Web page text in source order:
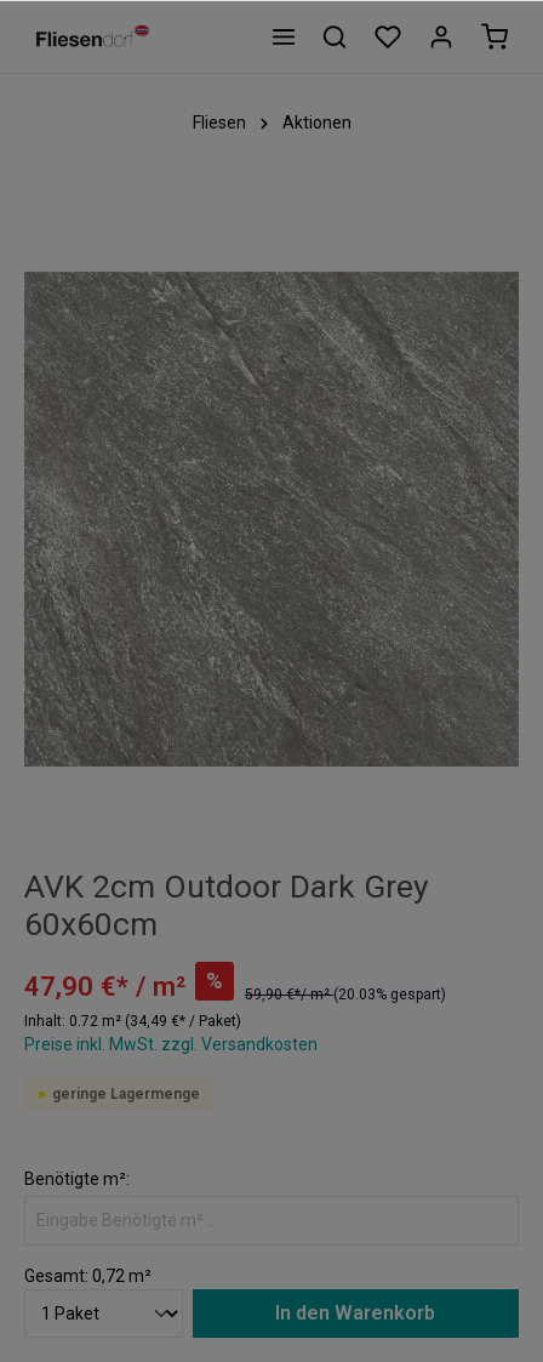
Fliesen Aktionen
AVK 2cm Outdoor Dark Grey
60x60cm
47,90 €* / m² %
59,90 €*/ m²(20.03% gespart)
Inhalt: 0.72 m² (34,49 €* / Paket)
Preise inkl. MwSt. zzgl. Versandkosten
geringe Lagermenge
Benötigte m²:
Gesamt: 0,72m²
In den Warenkorb